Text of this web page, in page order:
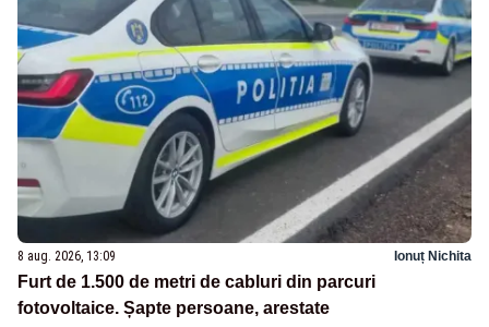
8 aug. 2026, 13:09 Ionuț Nichita
Furt de 1.500 de metri de cabluri din parcuri
fotovoltaice. Șapte persoane, arestate